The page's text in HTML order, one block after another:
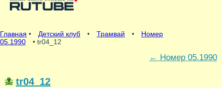
Главная • Детский клуб • Трамвай •
Номер
05.1990
• tr04_12
← Номер 05.1990
tr04_12